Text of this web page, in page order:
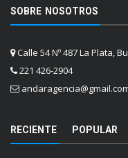
SOBRE NOSOTROS
Calle 54 Nº 487 La Plata,
221 426-2904
RECIENTE POPULAR